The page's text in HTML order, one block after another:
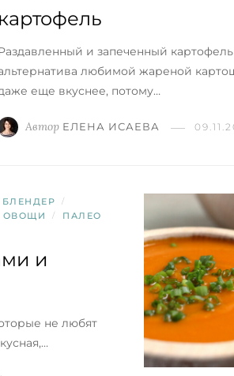
картофель
и запеченный
любимой жареной
еще вкуснее, потому…
Автор ЕЛЕНА ИСАЕВА
БЛЕНДЕР /
ОВОЩИ /
ПАЛЕО
и
не любят